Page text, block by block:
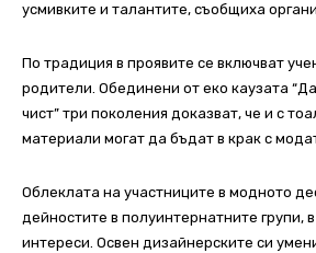
усмивките и талантите, съобщиха
По традиция в проявите се включват
родители. Обединени от еко каузата
чист” три поколения доказват, че и с
материали могат да бъдат в крак с
Облеклата на участниците в модното
дейностите в полуинтернатните групи,
интереси. Освен дизайнерските си